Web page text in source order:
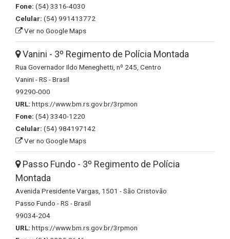
Fone: (54) 3316-4030
Celular: (54) 991413772
Ver no Google Maps
Vanini - 3º Regimento de Polícia Montada
Rua Governador Ildo Meneghetti, nº 245, Centro
Vanini - RS - Brasil
99290-000
URL: https://www.bm.rs.gov.br/3rpmon
Fone: (54) 3340-1220
Celular: (54) 984197142
Ver no Google Maps
Passo Fundo - 3º Regimento de Polícia
Montada
Avenida Presidente Vargas, 1501 - São Cristovão
Passo Fundo - RS - Brasil
99034-204
URL: https://www.bm.rs.gov.br/3rpmon